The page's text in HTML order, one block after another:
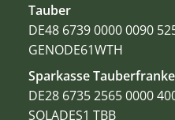
Tauber
DE48 6739 0000 0090
GENODE61WTH
Sparkasse
DE28 6735 2565 0000
SOLADES1 TBB